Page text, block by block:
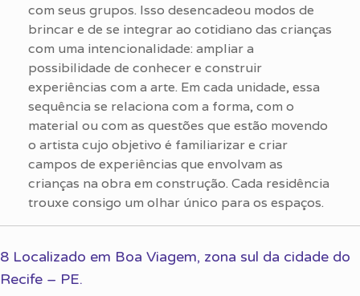
com seus grupos. Isso desencadeou modos de
brincar e de se integrar ao cotidiano das crianças
com uma intencionalidade: ampliar a
possibilidade de conhecer e construir
experiências com a arte. Em cada unidade, essa
sequência se relaciona com a forma, com o
material ou com as questões que estão movendo
o artista cujo objetivo é familiarizar e criar
campos de experiências que envolvam as
crianças na obra em construção. Cada residência
trouxe consigo um olhar único para os espaços.
8 Localizado em Boa Viagem, zona sul da cidade do
Recife – PE.